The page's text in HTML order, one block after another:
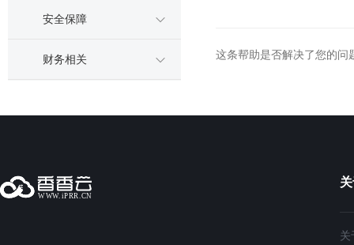
安全保障
财务相关 这条帮助是否解决了您的问
关